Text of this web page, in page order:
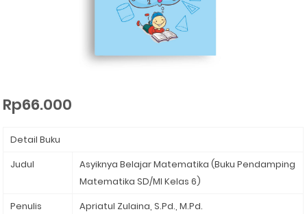
Rp66.000
Detail Buku
Judul
Asyiknya Belajar Matematika (Buku Pendamping
Matematika SD/MI Kelas 6)⁣
Penulis
Apriatul Zulaina, S.Pd., M.Pd. ⁣